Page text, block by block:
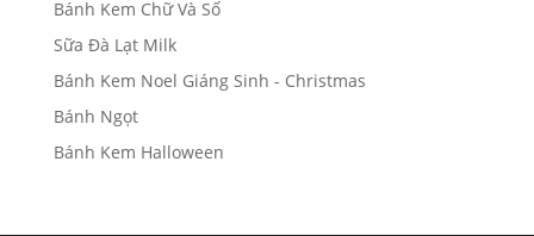
Bánh Kem Chữ Và Số
Sữa Đà Lạt Milk
Bánh Kem Noel Giáng Sinh - Christmas
Bánh Ngọt
Bánh Kem Halloween